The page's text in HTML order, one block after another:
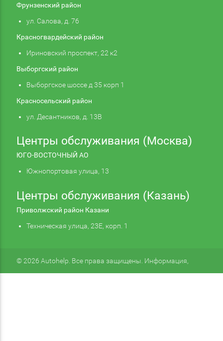
Фрунзенский район
ул. Салова, д. 76
Красногвардейский район
Ириновский проспект, 22 к2
Выборгский район
Выборгское шоссе д 35 корп 1
Красносельский район
ул. Десантников, д. 13В
Центры обслуживания (Москва)
ЮГО-ВОСТОЧНЫЙ АО
Южнопортовая улица, 13
Центры обслуживания (Казань)
Приволжский район Казани
Техническая улица, 23Е, корп. 1
© 2026 Autohelp. Все права защищены. Информация,